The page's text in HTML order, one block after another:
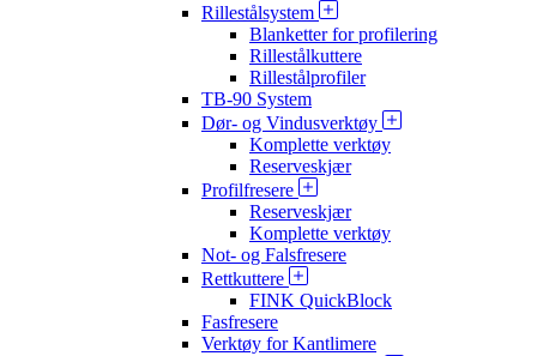
Rillestålsystem
Blanketter for profilering
Rillestålkuttere
Rillestålprofiler
TB-90 System
Dør- og Vindusverktøy
Komplette verktøy
Reserveskjær
Profilfresere
Reserveskjær
Komplette verktøy
Not- og Falsfresere
Rettkuttere
FINK QuickBlock
Fasfresere
Verktøy for Kantlimere